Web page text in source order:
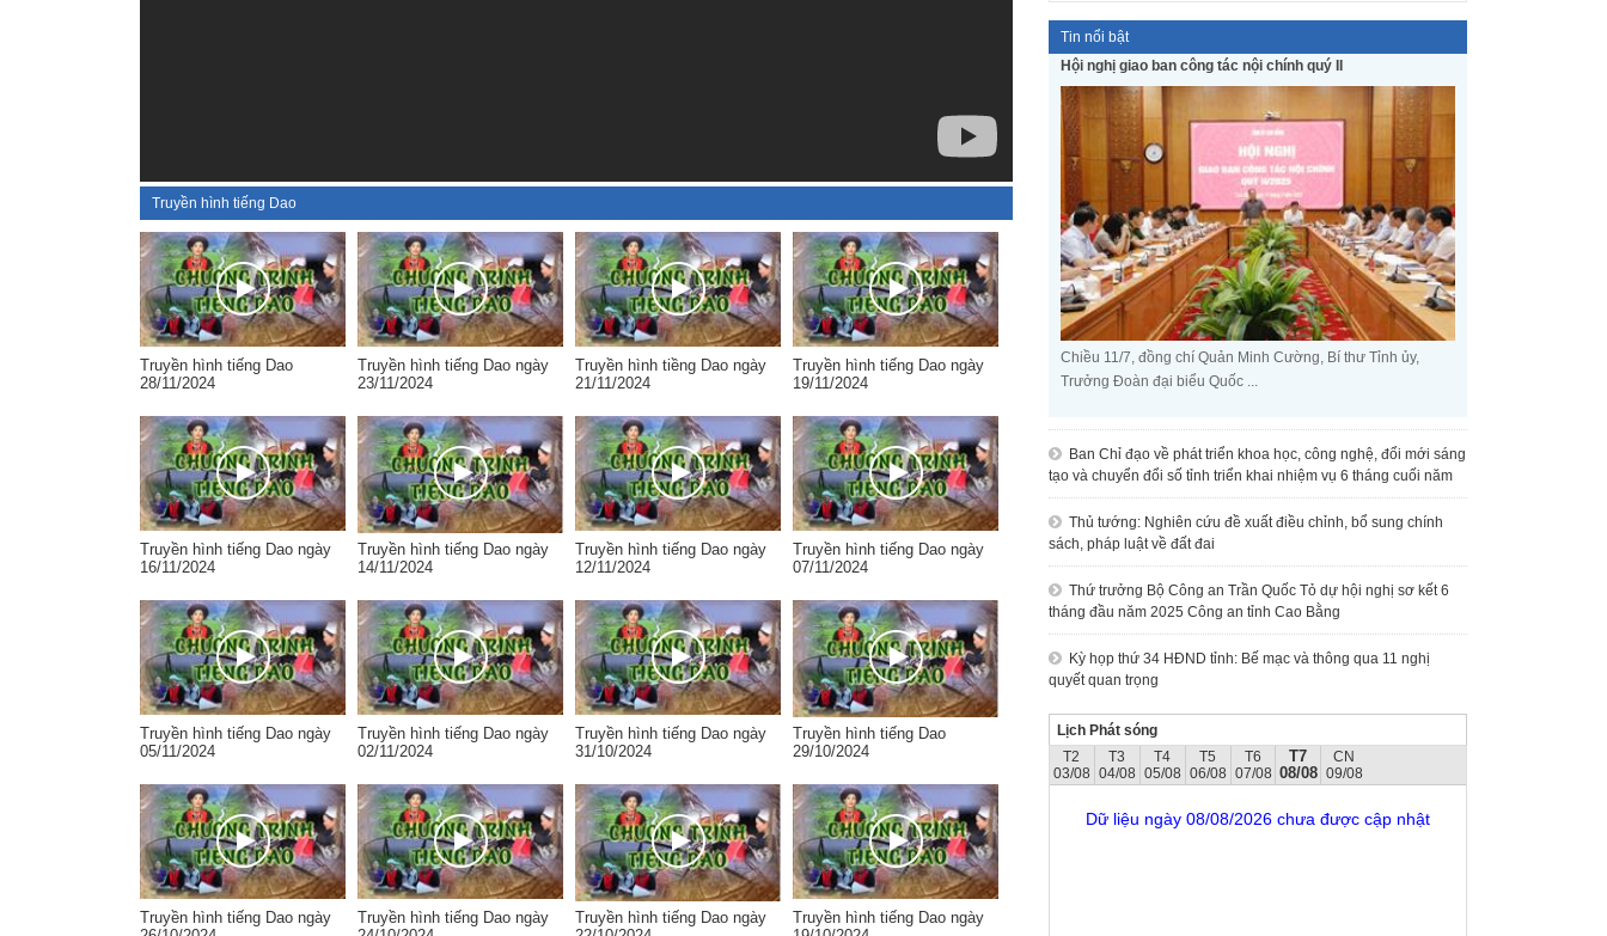
Truyền hình tiếng Dao
Truyền hình tiếng Dao
28/11/2024
Truyền hình tiếng Dao ngày
23/11/2024
Truyền hình tiềng Dao ngày
21/11/2024
Truyền hình tiếng Dao ngày
19/11/2024
Truyền hình tiếng Dao ngày
16/11/2024
Truyền hình tiếng Dao ngày
14/11/2024
Truyền hình tiếng Dao ngày
12/11/2024
Truyền hình tiếng Dao ngày
07/11/2024
Truyền hình tiếng Dao ngày
05/11/2024
Truyền hình tiếng Dao ngày
02/11/2024
Truyền hình tiếng Dao ngày
31/10/2024
Truyền hình tiếng Dao
29/10/2024
Truyền hình tiếng Dao ngày
Truyền hình tiếng Dao ngày
Truyền hình tiếng Dao ngày
Truyền hình tiếng Dao ngày
Tin nổi bật
Hội nghị giao ban công tác nội chính quý II
Chiều 11/7, đồng chí Quản Minh Cường, Bí thư Tỉnh ủy,
Trưởng Đoàn đại biểu Quốc ...
Ban Chỉ đạo về phát triển khoa học, công nghệ, đổi mới sáng
tạo và chuyển đổi số tỉnh triển khai nhiệm vụ 6 tháng cuối năm
Thủ tướng: Nghiên cứu đề xuất điều chỉnh, bổ sung chính
sách, pháp luật về đất đai
Thứ trưởng Bộ Công an Trần Quốc Tỏ dự hội nghị sơ kết 6
tháng đầu năm 2025 Công an tỉnh Cao Bằng
Kỳ họp thứ 34 HĐND tỉnh: Bế mạc và thông qua 11 nghị
quyết quan trọng
Lịch Phát sóng
T2
03/08
T3
04/08
T4
05/08
T5
06/08
T6
07/08
T7
08/08
CN
09/08
Dữ liệu ngày 08/08/2026 chưa được cập nhật